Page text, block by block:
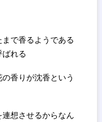
で香るようである
れる
香りが沈香という
想させるからなん